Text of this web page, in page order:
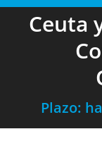
Ceuta
Plazo: